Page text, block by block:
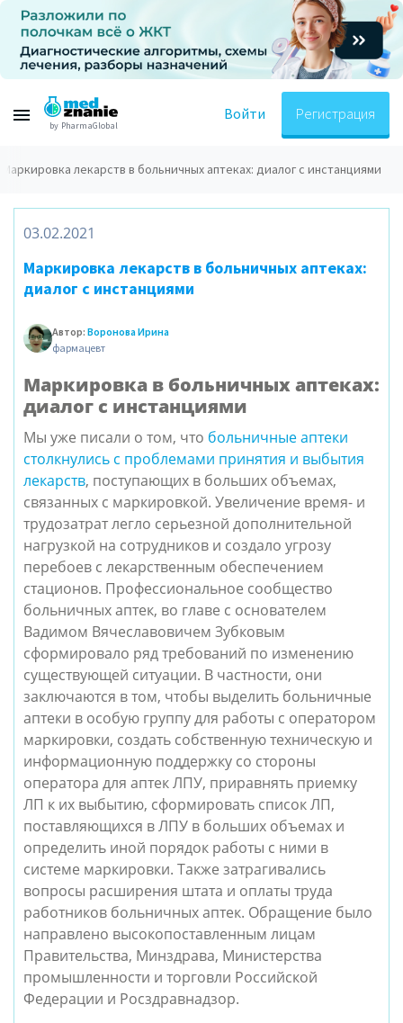
by PharmaGlobal
Войти Регистрация
Маркировка лекарств в больничных аптеках: диалог с инстанциями
03.02.2021
Маркировка лекарств в больничных аптеках:
диалог с инстанциями
Автор: Воронова Ирина
фармацевт
Маркировка в больничных аптеках:
диалог с инстанциями
Мы уже писали о том, что больничные аптеки
столкнулись с проблемами принятия и выбытия
лекарств, поступающих в больших объемах,
связанных с маркировкой. Увеличение время- и
трудозатрат легло серьезной дополнительной
нагрузкой на сотрудников и создало угрозу
перебоев с лекарственным обеспечением
стационов. Профессиональное сообщество
больничных аптек, во главе с основателем
Вадимом Вячеславовичем Зубковым
сформировало ряд требований по изменению
существующей ситуации. В частности, они
заключаются в том, чтобы выделить больничные
аптеки в особую группу для работы с оператором
маркировки, создать собственную техническую и
информационную поддержку со стороны
оператора для аптек ЛПУ, приравнять приемку
ЛП к их выбытию, сформировать список ЛП,
поставляющихся в ЛПУ в больших объемах и
определить иной порядок работы с ними в
системе маркировки. Также затрагивались
вопросы расширения штата и оплаты труда
работников больничных аптек. Обращение было
направлено высокопоставленным лицам
Правительства, Минздрава, Министерства
промышленности и торговли Российской
Федерации и Росздравнадзор.